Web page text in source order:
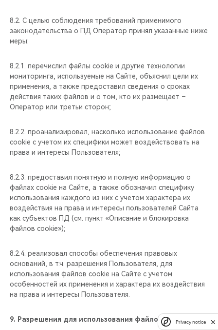
8.2. С целью соблюдения требований применимого
законодательства о ПД Оператор принял указанные ниже
меры:
8.2.1. перечислил файлы cookie и другие технологии
мониторинга, используемые на Сайте, объяснил цели их
применения, а также предоставил сведения о сроках
действия таких файлов и о том, кто их размещает –
Оператор или третьи сторон;
8.2.2. проанализировал, насколько использование файлов
cookie с учетом их специфики может воздействовать на
права и интересы Пользователя;
8.2.3. предоставил понятную и полную информацию о
файлах cookie на Сайте, а также обозначил специфику
использования каждого из них с учетом характера их
воздействия на права и интересы пользователей Сайта
как субъектов ПД (см. пункт «Описание и блокировка
файлов cookie»);
8.2.4. реализовал способы обеспечения правовых
оснований, в т.ч. разрешения Пользователя, для
использования файлов cookie на Сайте с учетом
особенностей их применения и характера их воздействия
на права и интересы Пользователя.
9. Разрешения для использования файлов cookiePrivacy notice